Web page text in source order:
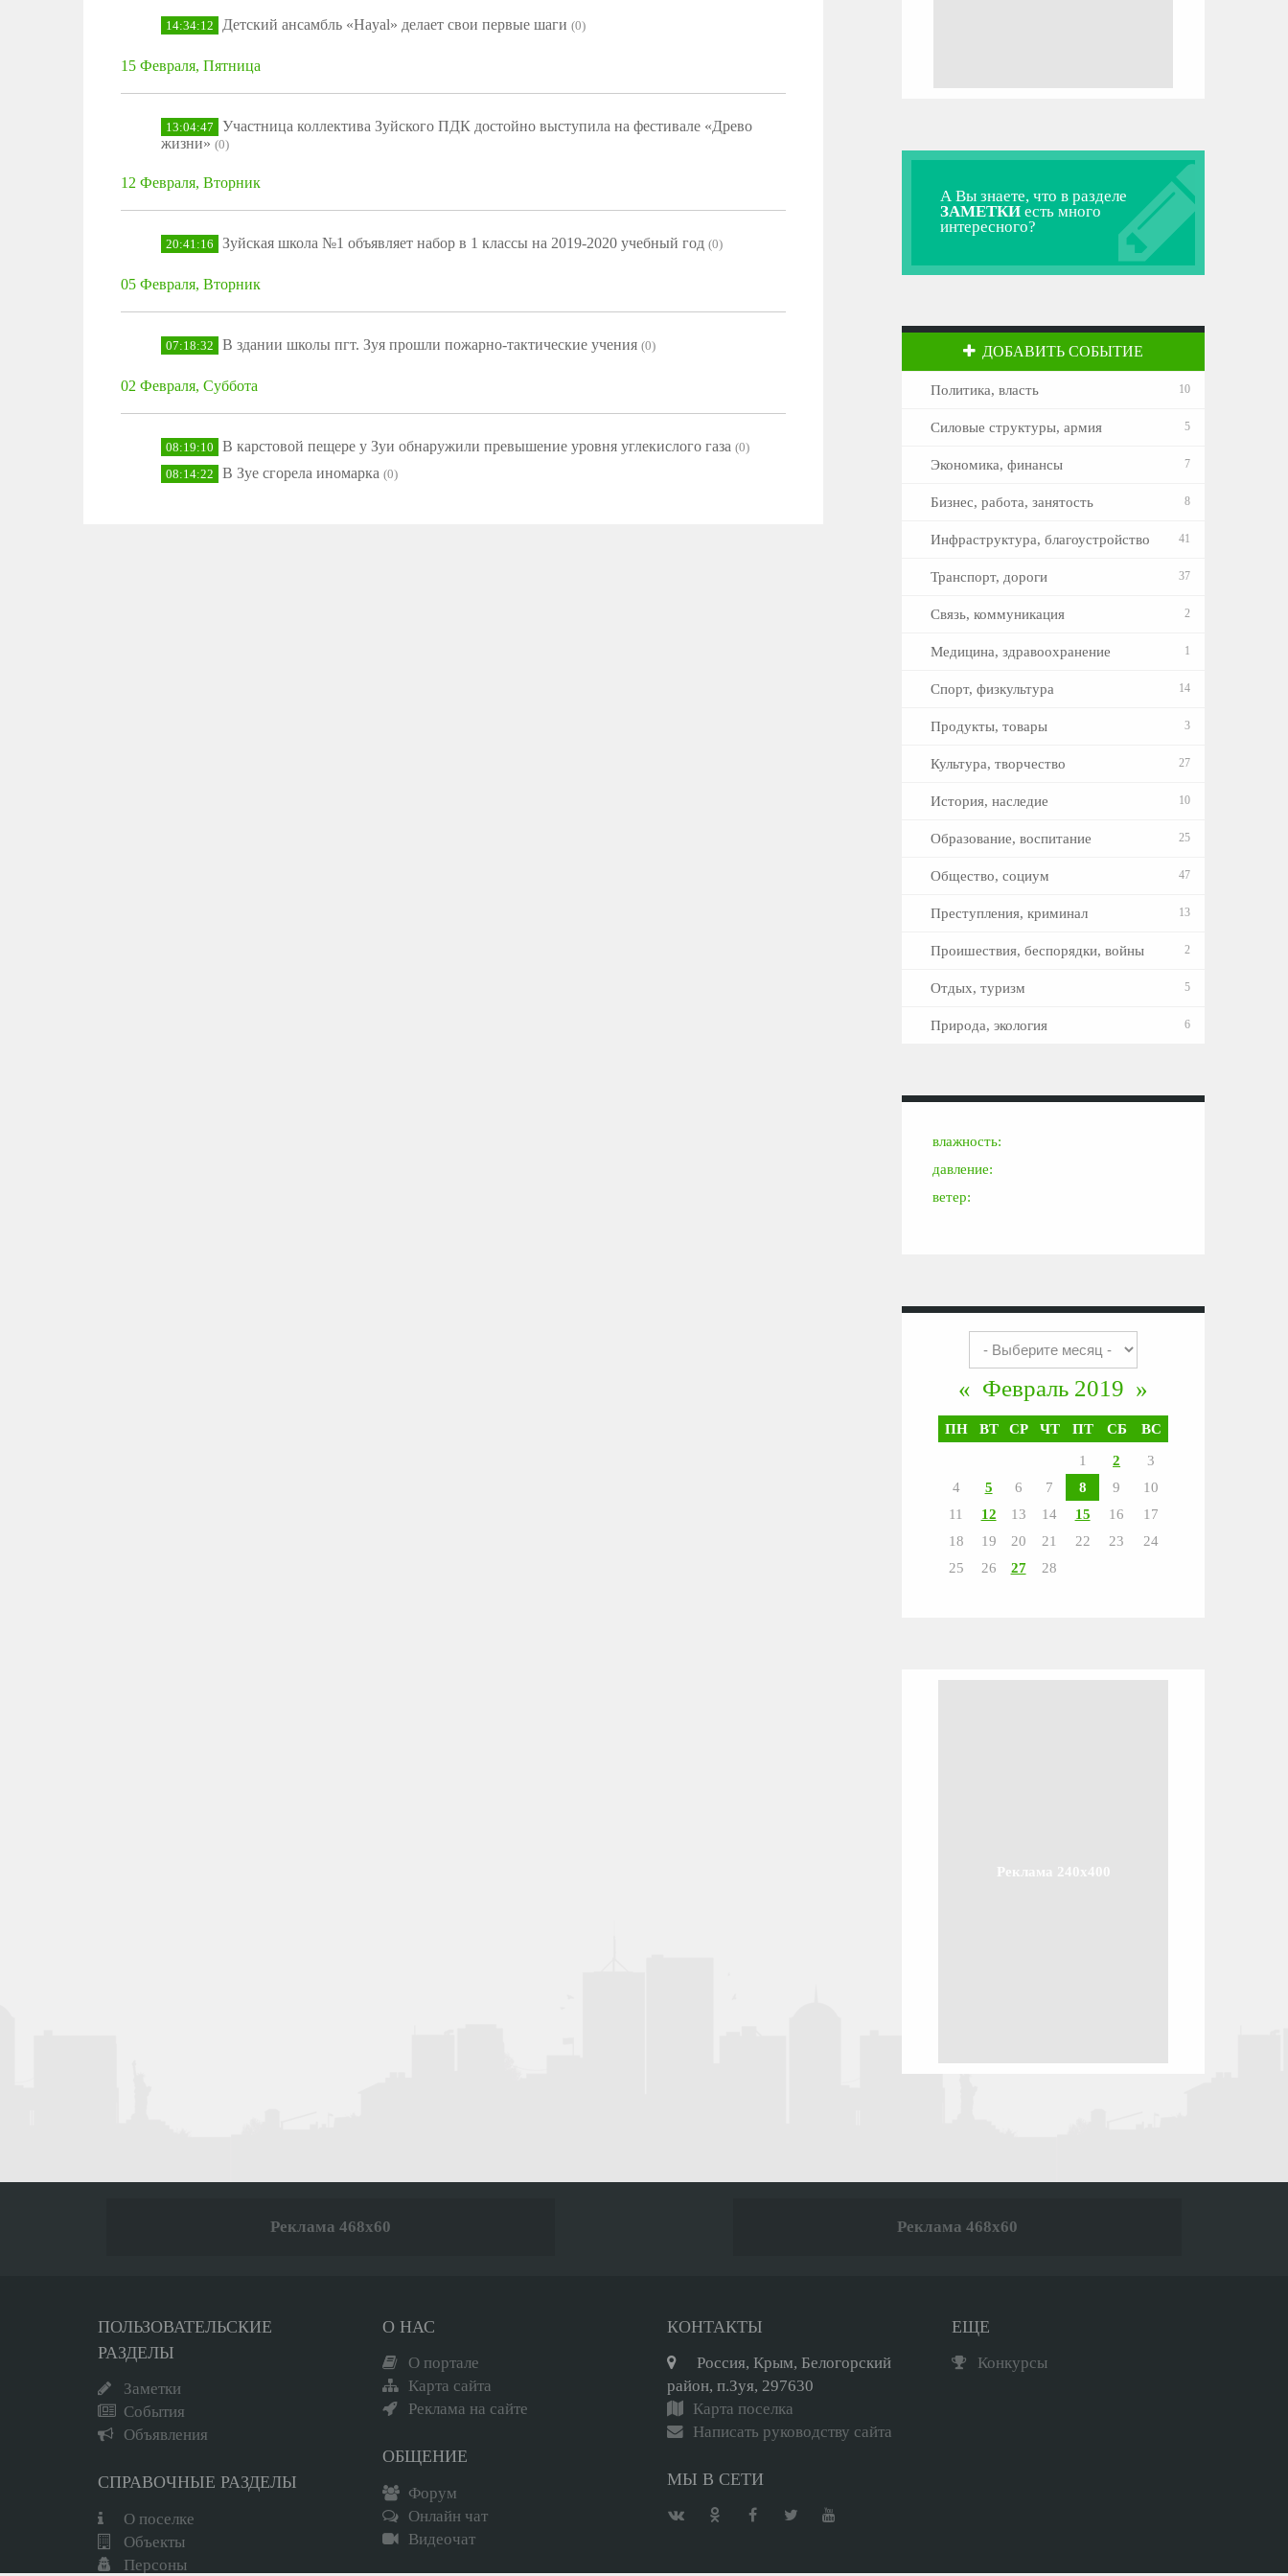
14:34:12 Детский ансамбль «Hayal» делает свои первые шаги (0)
15 Февраля, Пятница
13:04:47
Участница коллектива Зуйского ПДК достойно выступила на фестивале «Древо
жизни» (0)
12 Февраля, Вторник
20:41:16 Зуйская школа №1 объявляет набор в 1 классы на 2019-2020 учебный год (0)
05 Февраля, Вторник
07:18:32 В здании школы пгт. Зуя прошли пожарно-тактические учения (0)
02 Февраля, Суббота
08:19:10 В карстовой пещере у Зуи обнаружили превышение уровня углекислого газа (0)
08:14:22
В Зуе сгорела иномарка (0)
А Вы знаете, что в разделе
ЗАМЕТКИ есть много
интересного?
ДОБАВИТЬ СОБЫТИЕ
Политика, власть 10
Силовые структуры, армия 5
Экономика, финансы 7
Бизнес, работа, занятость 8
Инфраструктура, благоустройство 41
Транспорт, дороги 37
Связь, коммуникация 2
Медицина, здравоохранение 1
Спорт, физкультура 14
Продукты, товары 3
Культура, творчество 27
История, наследие 10
Образование, воспитание 25
Общество, социум 47
Преступления, криминал 13
Проишествия, беспорядки, войны 2
Отдых, туризм 5
Природа, экология 6
влажность:
давление:
ветер:
« Февраль 2019 »
ПН ВТ СР ЧТ ПТ СБ ВС
1 2
3
4
5 6 7 8 9
10
11
12 13 14 15 16
17
18
19 20 21 22 23
24
25
26 27 28
Реклама 240x400
Реклама 468x60 Реклама 468x60
ПОЛЬЗОВАТЕЛЬСКИЕ
РАЗДЕЛЫ
Заметки
События
Объявления
СПРАВОЧНЫЕ РАЗДЕЛЫ
О поселке
Объекты
Персоны
О НАС
О портале
Карта сайта
Реклама на сайте
ОБЩЕНИЕ
Форум
Онлайн чат
Видеочат
КОНТАКТЫ
Россия, Крым, Белогорский
район, п.Зуя, 297630
Карта поселка
Написать руководству сайта
МЫ В СЕТИ
ЕЩЕ
Конкурсы